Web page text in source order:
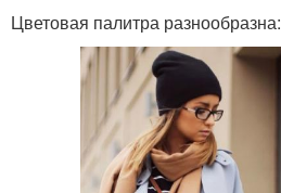
Цветовая палитра разнообразна: